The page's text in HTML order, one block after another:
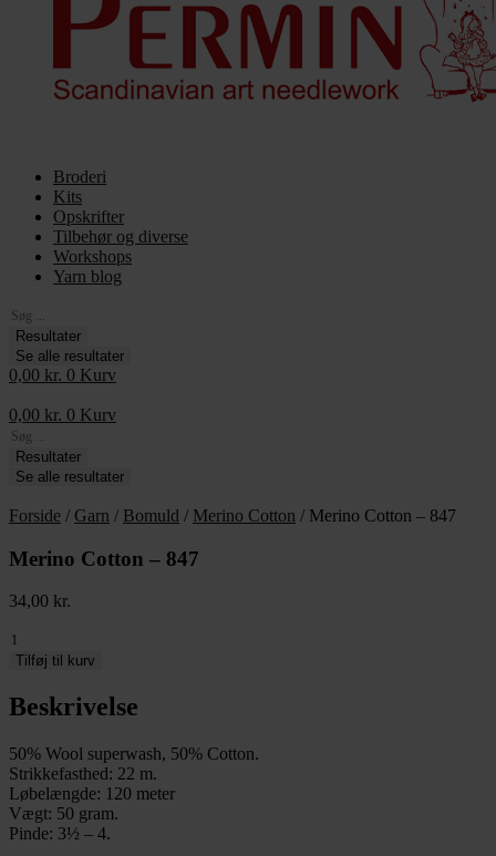
Broderi
Kits
Opskrifter
Tilbehør og diverse
Workshops
Yarn blog
Search
...Resultater
Se alle resultater
0,00 kr. 0 Kurv
0,00 kr. 0 Kurv
Search
...Resultater
Se alle resultater
Forside / Garn / Bomuld / Merino Cotton / Merino Cotton – 847
Merino Cotton – 847
34,00 kr.
Merino
Cotton
847
antal
Tilføj til kurv
Beskrivelse
50% Wool superwash, 50% Cotton.
Strikkefasthed: 22 m.
Løbelængde: 120 meter
Vægt: 50 gram.
Pinde: 3½ – 4.